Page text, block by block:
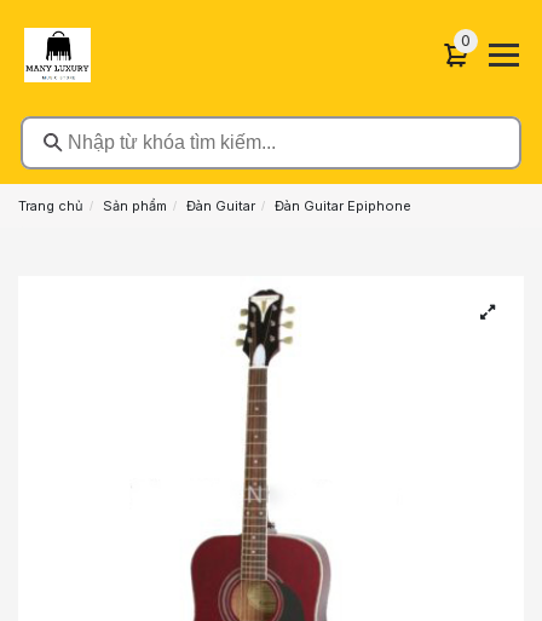
Nhập từ khóa tìm kiếm...
00 sản
Trang chủ Sản phẩm Đàn Guitar Đàn Guitar Epiphone